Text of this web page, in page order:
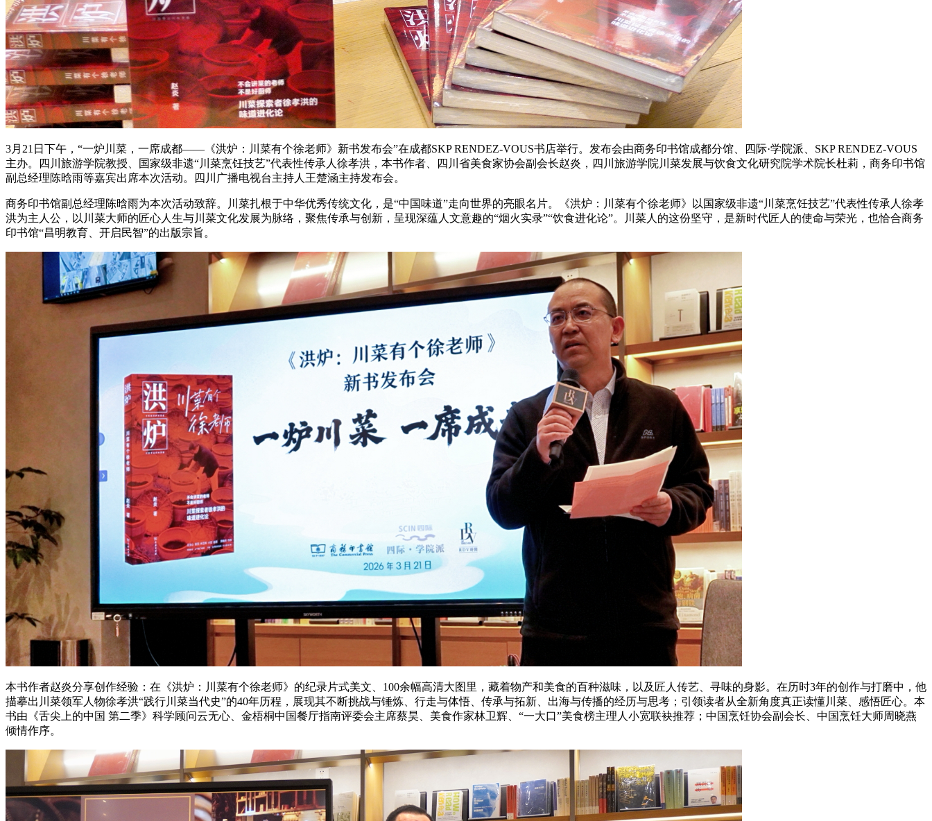
3月21日下午，“一炉川菜，一席成都——《洪炉：川菜有个徐老师》新书发布会”在成都SKP RENDEZ-VOUS书店举行。发布会由商务印书馆成都分馆、四际·学院派、SKP RENDEZ-VOUS
主办。四川旅游学院教授、国家级非遗“川菜烹饪技艺”代表性传承人徐孝洪，本书作者、四川省美食家协会副会长赵炎，四川旅游学院川菜发展与饮食文化研究院学术院长杜莉，商务印书馆
副总经理陈晗雨等嘉宾出席本次活动。四川广播电视台主持人王楚涵主持发布会。
商务印书馆副总经理陈晗雨为本次活动致辞。川菜扎根于中华优秀传统文化，是“中国味道”走向世界的亮眼名片。《洪炉：川菜有个徐老师》以国家级非遗“川菜烹饪技艺”代表性传承人徐孝
洪为主人公，以川菜大师的匠心人生与川菜文化发展为脉络，聚焦传承与创新，呈现深蕴人文意趣的“烟火实录”“饮食进化论”。川菜人的这份坚守，是新时代匠人的使命与荣光，也恰合商务
印书馆“昌明教育、开启民智”的出版宗旨。
本书作者赵炎分享创作经验：在《洪炉：川菜有个徐老师》的纪录片式美文、100余幅高清大图里，藏着物产和美食的百种滋味，以及匠人传艺、寻味的身影。在历时3年的创作与打磨中，他
描摹出川菜领军人物徐孝洪“践行川菜当代史”的40年历程，展现其不断挑战与锤炼、行走与体悟、传承与拓新、出海与传播的经历与思考；引领读者从全新角度真正读懂川菜、感悟匠心。本
书由《舌尖上的中国 第二季》科学顾问云无心、金梧桐中国餐厅指南评委会主席蔡昊、美食作家林卫辉、“一大口”美食榜主理人小宽联袂推荐；中国烹饪协会副会长、中国烹饪大师周晓燕
倾情作序。